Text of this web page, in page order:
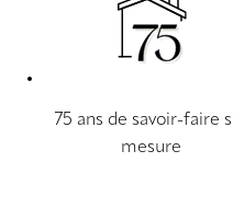
75 ans de savoir-faire
mesure